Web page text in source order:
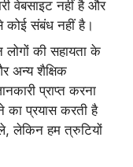
वेबसाइट नहीं है और
कोई संबंध नहीं है।
लोगों की सहायता के
अन्य शैक्षिक
प्राप्त करना
का प्रयास करती है
लेकिन हम त्रुटियों